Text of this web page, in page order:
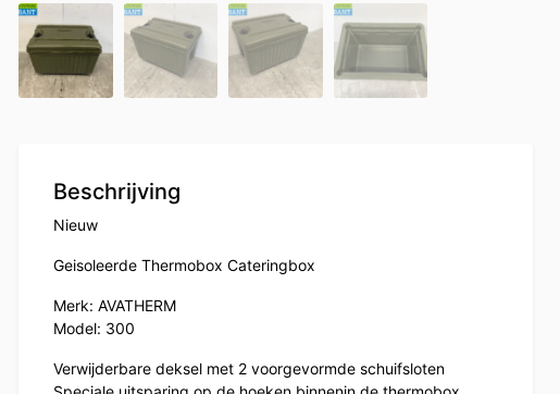
Beschrijving
Nieuw
Geisoleerde Thermobox Cateringbox
Merk: AVATHERM
Model: 300
Verwijderbare deksel met 2 voorgevormde schuifsloten